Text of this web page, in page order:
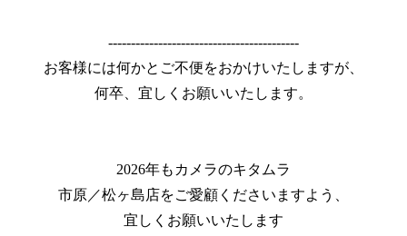
------------------------------------------
お客様には何かとご不便をおかけいたしますが、
何卒、宜しくお願いいたします。
2026年もカメラのキタムラ
市原／松ヶ島店をご愛顧くださいますよう、
宜しくお願いいたします